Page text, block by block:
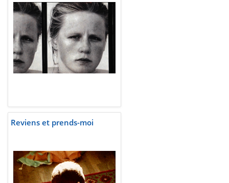
Reviens et prends-moi